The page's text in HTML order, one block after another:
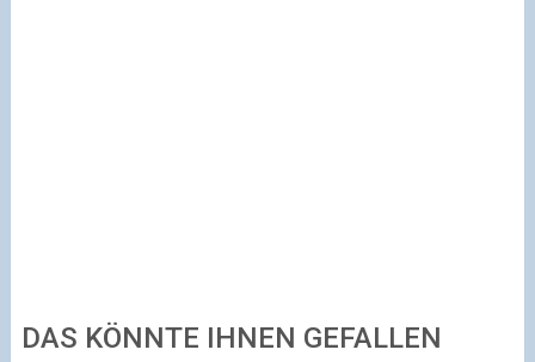
DAS KÖNNTE IHNEN GEFALLEN